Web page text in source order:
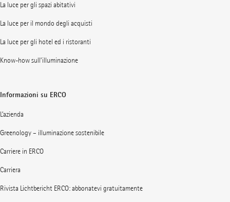
La luce per gli spazi abitativi
La luce per il mondo degli acquisti
La luce per gli hotel ed i ristoranti
Know-how sull’illuminazione
Informazioni su ERCO
L’azienda
Greenology – illuminazione sostenibile
Carriere in ERCO
Carriera
Rivista Lichtbericht ERCO: abbonatevi gratuitamente